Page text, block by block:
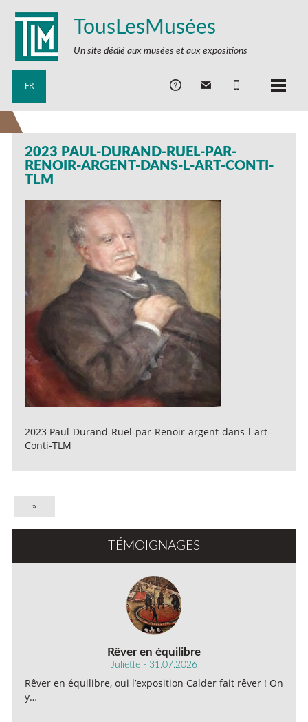
TousLesMusées
Un site dédié aux musées et aux expositions
FR
2023 PAUL-DURAND-RUEL-PAR-
RENOIR-ARGENT-DANS-L-ART-CONTI-
TLM
2023 Paul-Durand-Ruel-par-Renoir-argent-dans-l-art-
Conti-TLM
»
TÉMOIGNAGES
Rêver en équilibre
Juliette - 31.07.2026
Rêver en équilibre, oui l’exposition Calder fait rêver ! On
y…